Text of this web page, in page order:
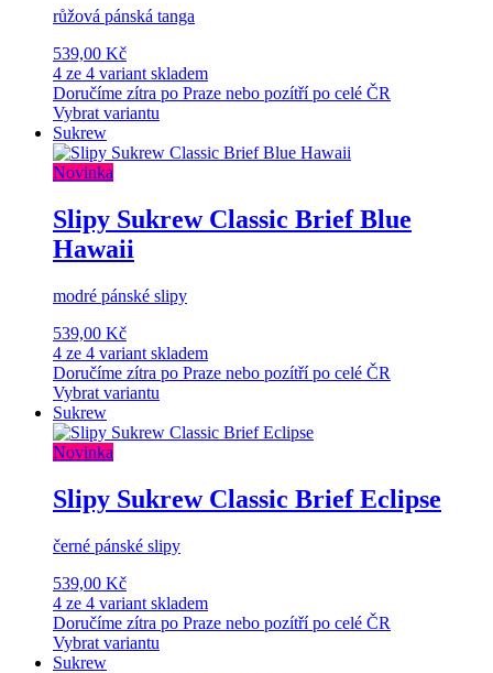
růžová pánská tanga
539,00 Kč
4 ze 4 variant skladem
Doručíme zítra po Praze nebo pozítří po celé ČR
Vybrat variantu
Sukrew
Novinka
Slipy Sukrew Classic Brief Blue
Hawaii
modré pánské slipy
539,00 Kč
4 ze 4 variant skladem
Doručíme zítra po Praze nebo pozítří po celé ČR
Vybrat variantu
Sukrew
Novinka
Slipy Sukrew Classic Brief Eclipse
černé pánské slipy
539,00 Kč
4 ze 4 variant skladem
Doručíme zítra po Praze nebo pozítří po celé ČR
Vybrat variantu
Sukrew